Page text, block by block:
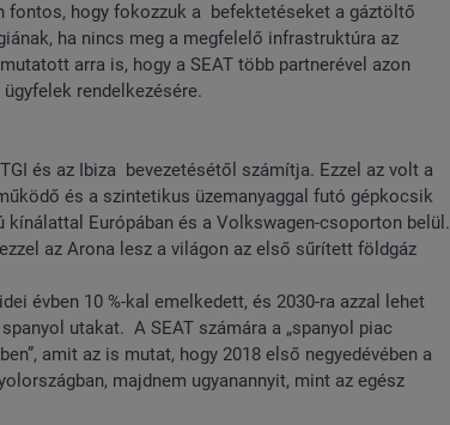
fontos, hogy fokozzuk a befektetéseket a gáztöltő
ha nincs meg a megfelelő infrastruktúra az
arra is, hogy a SEAT több partnerével azon
rendelkezésére.
és az Ibiza bevezetésétől számítja. Ezzel az volt a
és a szintetikus üzemanyaggal futó gépkocsik
Európában és a Volkswagen-csoporton belül.
az Arona lesz a világon az első sűrített földgáz
évben 10 %-kal emelkedett, és 2030-ra azzal lehet
utakat. A SEAT számára a „spanyol piac
amit az is mutat, hogy 2018 első negyedévében a
majdnem ugyanannyit, mint az egész